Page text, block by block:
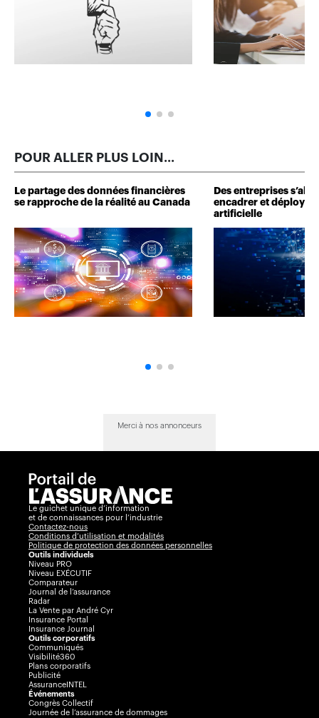
POUR ALLER PLUS LOIN...
Le partage des données financières
se rapproche de la réalité au Canada
Des entreprises
encadrer et déployer
artificielle
Merci à nos annonceurs
Le guichet unique d’information
et de connaissances pour l’industrie
Contactez-nous
Conditions d’utilisation et modalités
Politique de protection des données personnelles
Outils individuels
Niveau PRO
Niveau EXÉCUTIF
Comparateur
Journal de l’assurance
Radar
La Vente par André Cyr
Insurance Portal
Insurance Journal
Outils corporatifs
Communiqués
Visibilité360
Plans corporatifs
Publicité
AssuranceINTEL
Événements
Congrès Collectif
Journée de l’assurance de dommages